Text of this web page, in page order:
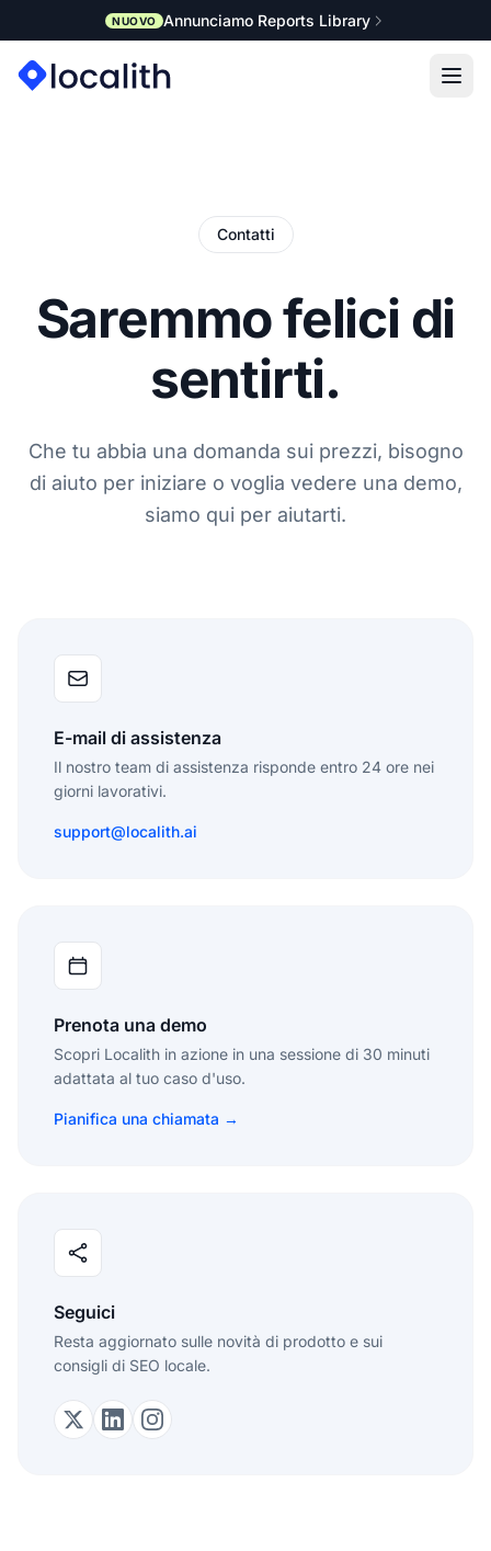
NUOVO Annunciamo Reports Library
Contatti
Saremmo felici di
sentirti.
Che tu abbia una domanda sui prezzi, bisogno
di aiuto per iniziare o voglia vedere una demo,
siamo qui per aiutarti.
E-mail di assistenza
Il nostro team di assistenza risponde entro 24 ore nei
giorni lavorativi.
support@localith.ai
Prenota una demo
Scopri Localith in azione in una sessione di 30 minuti
adattata al tuo caso d'uso.
Pianifica una chiamata →
Seguici
Resta aggiornato sulle novità di prodotto e sui
consigli di SEO locale.